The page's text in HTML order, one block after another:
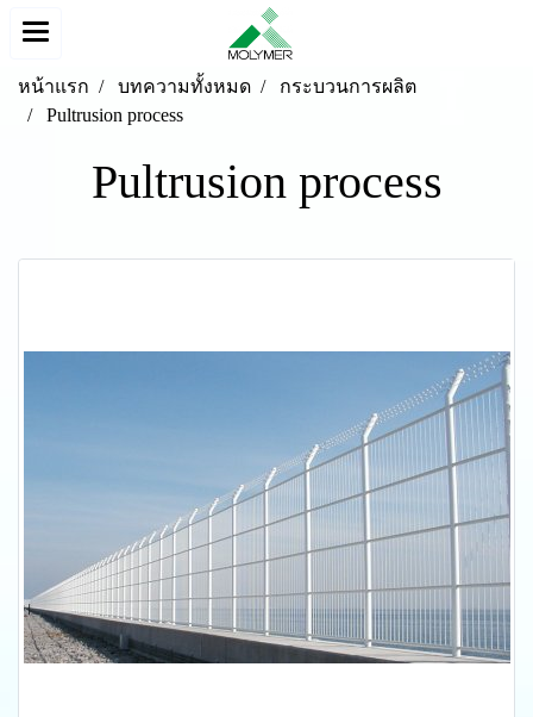
หน้าแรก บทความทั้งหมด
กระบวนการผลิต
Pultrusion process
Pultrusion process